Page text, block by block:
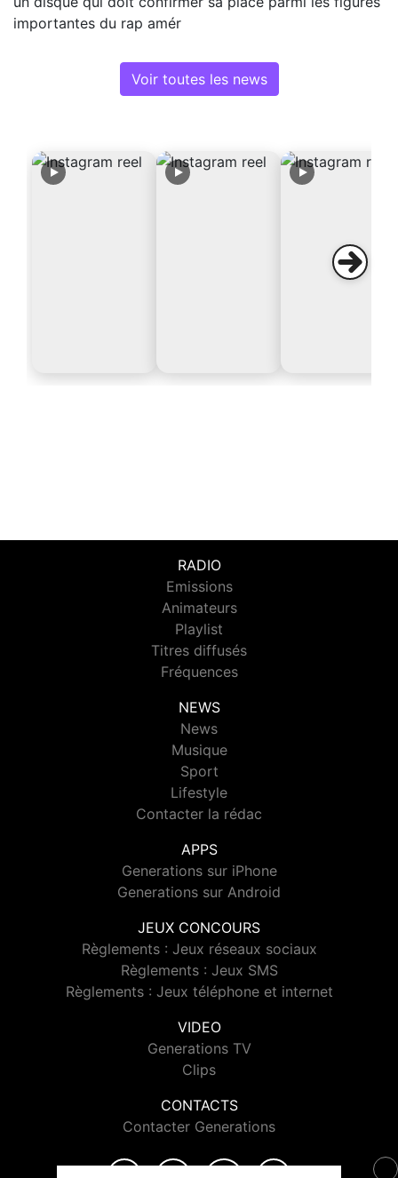
importantes du rap amér
Voir toutes les news
RADIO
Emissions
Animateurs
Playlist
Titres diffusés
Fréquences
NEWS
News
Musique
Sport
Lifestyle
Contacter la rédac
APPS
Generations sur iPhone
Generations sur Android
JEUX CONCOURS
Règlements : Jeux réseaux sociaux
Règlements : Jeux SMS
Règlements : Jeux téléphone et internet
VIDEO
Generations TV
Clips
CONTACTS
Contacter Generations